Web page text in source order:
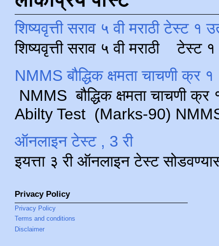
शिष्यवृत्ती सराव ५ वी मराठी टेस्ट १
शिष्यवृत्ती सराव ५ वी मराठी टेस्ट
NMMS बौद्धिक क्षमता चाचणी क्र
NMMS बौद्धिक क्षमता चाचणी
Abilty Test (Marks-90) NMMS
ऑनलाइन टेस्ट , 3 री
इयत्ता ३ री ऑनलाइन टेस्ट
Privacy Policy
Privacy Policy
Terms and conditions
Disclaimer